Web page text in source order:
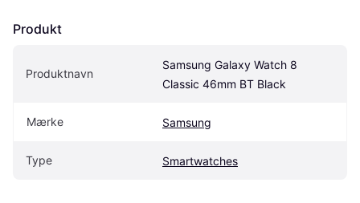
Produkt
Produktnavn
Samsung Galaxy Watch 8
Classic 46mm BT Black
Mærke Samsung
Type Smartwatches